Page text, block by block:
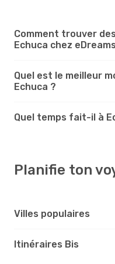
Comment trouver
Echuca chez
Quel est le meilleur
Echuca ?
Quel temps fait-il à
Planifie ton
Villes populaires
Itinéraires Bis